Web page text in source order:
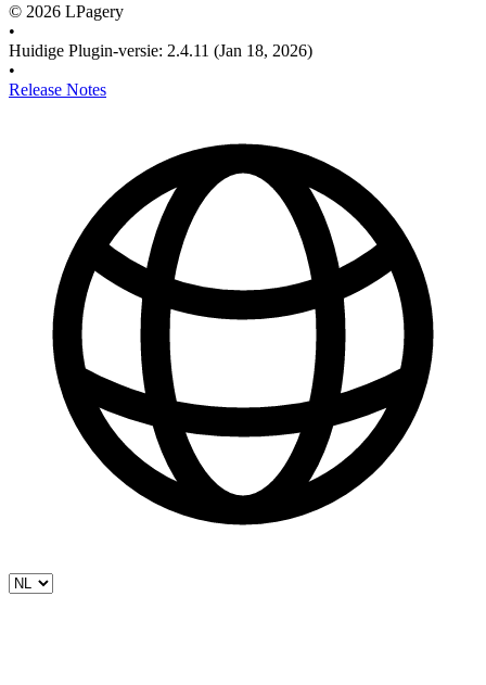
© 2026 LPagery
•
Huidige Plugin-versie: 2.4.11 (Jan 18, 2026)
•
Release Notes